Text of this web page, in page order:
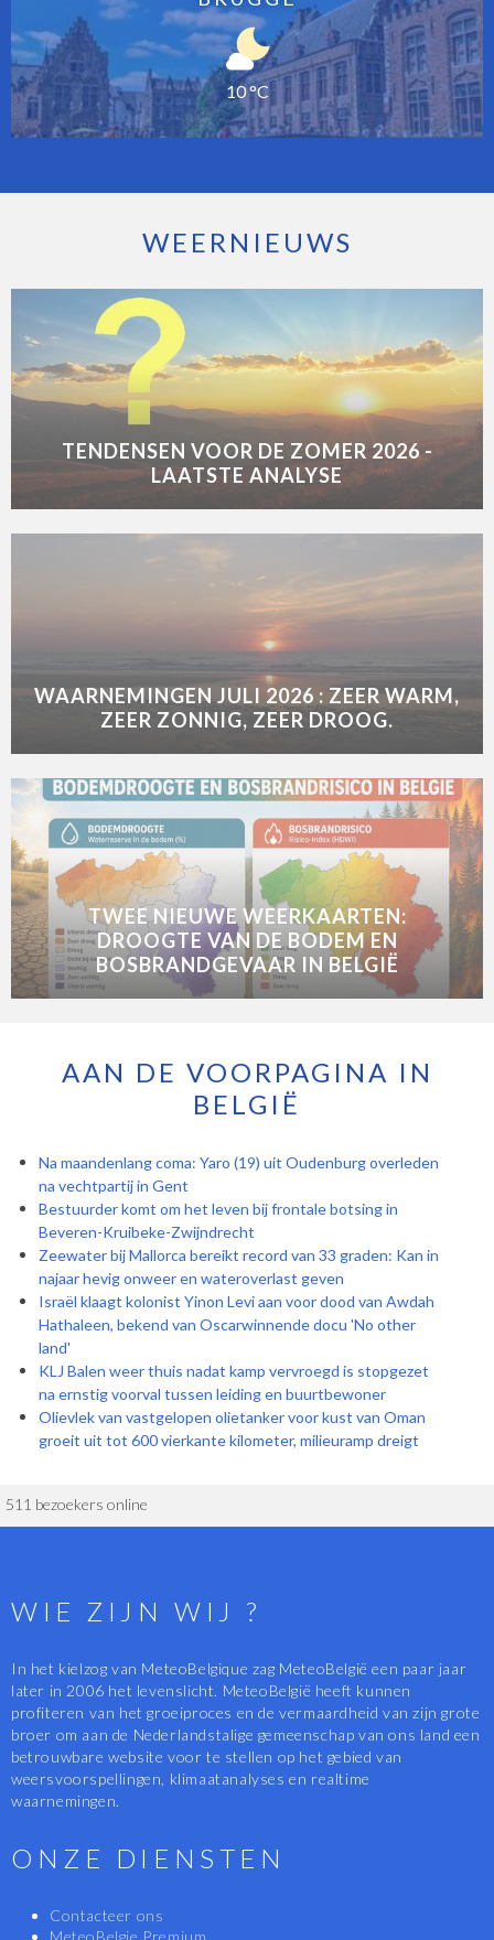
10 °C
WEERNIEUWS
TENDENSEN VOOR DE ZOMER 2026 -
LAATSTE ANALYSE
WAARNEMINGEN JULI 2026 : ZEER WARM,
ZEER ZONNIG, ZEER DROOG.
TWEE NIEUWE WEERKAARTEN:
DROOGTE VAN DE BODEM EN
BOSBRANDGEVAAR IN BELGIË
AAN DE VOORPAGINA IN
BELGIË
Na maandenlang coma: Yaro (19) uit Oudenburg overleden
na vechtpartij in Gent
Bestuurder komt om het leven bij frontale botsing in
Beveren-Kruibeke-Zwijndrecht
Zeewater bij Mallorca bereikt record van 33 graden: Kan in
najaar hevig onweer en wateroverlast geven
Israël klaagt kolonist Yinon Levi aan voor dood van Awdah
Hathaleen, bekend van Oscarwinnende docu 'No other
land'
KLJ Balen weer thuis nadat kamp vervroegd is stopgezet
na ernstig voorval tussen leiding en buurtbewoner
Olievlek van vastgelopen olietanker voor kust van Oman
groeit uit tot 600 vierkante kilometer, milieuramp dreigt
511 bezoekers online
WIE ZIJN WIJ ?
In het kielzog van MeteoBelgique zag MeteoBelgië een paar jaar
later in 2006 het levenslicht. MeteoBelgië heeft kunnen
profiteren van het groeiproces en de vermaardheid van zijn grote
broer om aan de Nederlandstalige gemeenschap van ons land een
betrouwbare website voor te stellen op het gebied van
weersvoorspellingen, klimaatanalyses en realtime
waarnemingen.
ONZE DIENSTEN
Contacteer ons